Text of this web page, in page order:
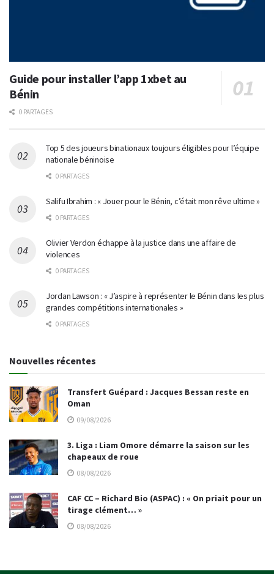
Guide pour installer l’app 1xbet au
Bénin
0 PARTAGES
Top 5 des joueurs binationaux toujours éligibles pour l’équipe
nationale béninoise
0 PARTAGES
Salifu Ibrahim : « Jouer pour le Bénin, c’était mon rêve ultime »
0 PARTAGES
Olivier Verdon échappe à la justice dans une affaire de
violences
0 PARTAGES
Jordan Lawson : « J’aspire à représenter le Bénin dans les plus
grandes compétitions internationales »
0 PARTAGES
Nouvelles récentes
Transfert Guépard : Jacques Bessan reste en
Oman
09/08/2026
3. Liga : Liam Omore démarre la saison sur les
chapeaux de roue
08/08/2026
CAF CC – Richard Bio (ASPAC) : « On priait pour un
tirage clément… »
08/08/2026